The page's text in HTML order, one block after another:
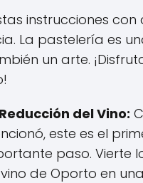
instrucciones con
La pastelería es
un arte.
del Vino:
este es el
paso. Vierte
de Oporto en